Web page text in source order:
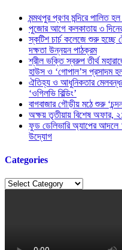
মন্মথপুর প্রণব মন্দিরে পালিত
পুজোর আগে কলকাতায় ৩ দিনের
স্কটিশ চার্চ কলেজে শুরু হচ্ছে
দক্ষতা উন্নয়ন পাঠক্রম
শ্রীল ভক্তি স্বরুপ তীর্থ
হাউস ও ‘গোপাল’স প্রসাদম
ঐতিহ্য ও আধুনিকতার
‘ওগিলভি বিল্ডিং’
বাগবাজার গৌড়ীয় মঠে শুরু
অক্ষয় তৃতীয়ায় বিশেষ অফার,
ফুড ডেলিভারি অ্যাপের আদলে
উদ্যোগ
Categories
Categories